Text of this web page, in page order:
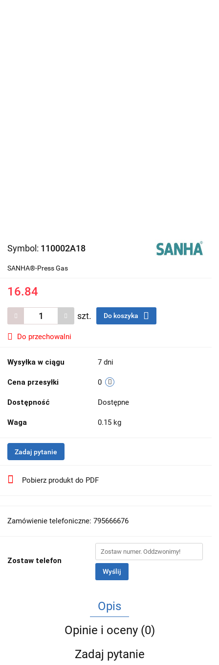
Symbol: 110002A18
SANHA®-Press Gas
16.84
szt. Do koszyka
Do przechowalni
Wysyłka w ciągu 7 dni
Cena przesyłki 0
Dostępność Dostępne
Waga 0.15 kg
Zadaj pytanie
Pobierz produkt do PDF
Zamówienie telefoniczne: 795666676
Zostaw telefon
Wyślij
Opis
Opinie i oceny (0)
Zadaj pytanie